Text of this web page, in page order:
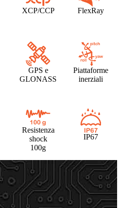
XCP/CCP FlexRay
GPS e
GLONASS
Piattaforme
inerziali
Resistenza
shock
100g
IP67